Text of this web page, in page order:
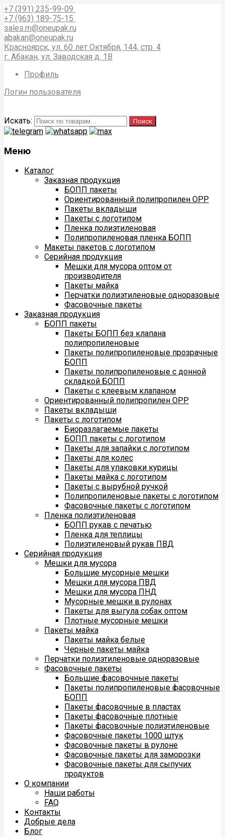
+7 (391) 235-99-09
+7 (963) 189-75-15
sales.m@oneupak.ru
abakan@oneupak.ru
Красноярск, ул. 60 лет Октября, 144, стр. 4
г. Абакан, ул. Заводская д. 1В
Профиль
Логин пользователя
Искать: Поиск
Меню
Каталог
Заказная продукция
БОПП пакеты
Ориентированный полипропилен ОРР
Пакеты вкладыши
Пакеты с логотипом
Пленка полиэтиленовая
Полипропиленовая пленка БОПП
Макеты пакетов с логотипом
Серийная продукция
Мешки для мусора оптом от
производителя
Пакеты майка
Перчатки полиэтиленовые одноразовые
Фасовочные пакеты
Заказная продукция
БОПП пакеты
Пакеты БОПП без клапана
полипропиленовые
Пакеты полипропиленовые прозрачные
БОПП
Пакеты полипропиленовые с донной
складкой БОПП
Пакеты с клеевым клапаном
Ориентированный полипропилен ОРР
Пакеты вкладыши
Пакеты с логотипом
Биоразлагаемые пакеты
БОПП пакеты с логотипом
Пакеты для запайки с логотипом
Пакеты для колес
Пакеты для упаковки курицы
Пакеты майка с логотипом
Пакеты с вырубной ручкой
Полипропиленовые пакеты с логотипом
Фасовочные пакеты с логотипом
Пленка полиэтиленовая
БОПП рукав с печатью
Пленка для теплицы
Полиэтиленовый рукав ПВД
Серийная продукция
Мешки для мусора
Большие мусорные мешки
Мешки для мусора ПВД
Мешки для мусора ПНД
Мусорные мешки в рулонах
Пакеты для выгула собак оптом
Плотные мусорные мешки
Пакеты майка
Пакеты майка белые
Черные пакеты майка
Перчатки полиэтиленовые одноразовые
Фасовочные пакеты
Большие фасовочные пакеты
Пакеты полипропиленовые фасовочные
БОПП
Пакеты фасовочные в пластах
Пакеты фасовочные плотные
Пакеты фасовочные полиэтиленовые
Фасовочные пакеты 1000 штук
Фасовочные пакеты в рулоне
Фасовочные пакеты для заморозки
Фасовочные пакеты для сыпучих
продуктов
О компании
Наши работы
FAQ
Контакты
Добрые дела
Блог